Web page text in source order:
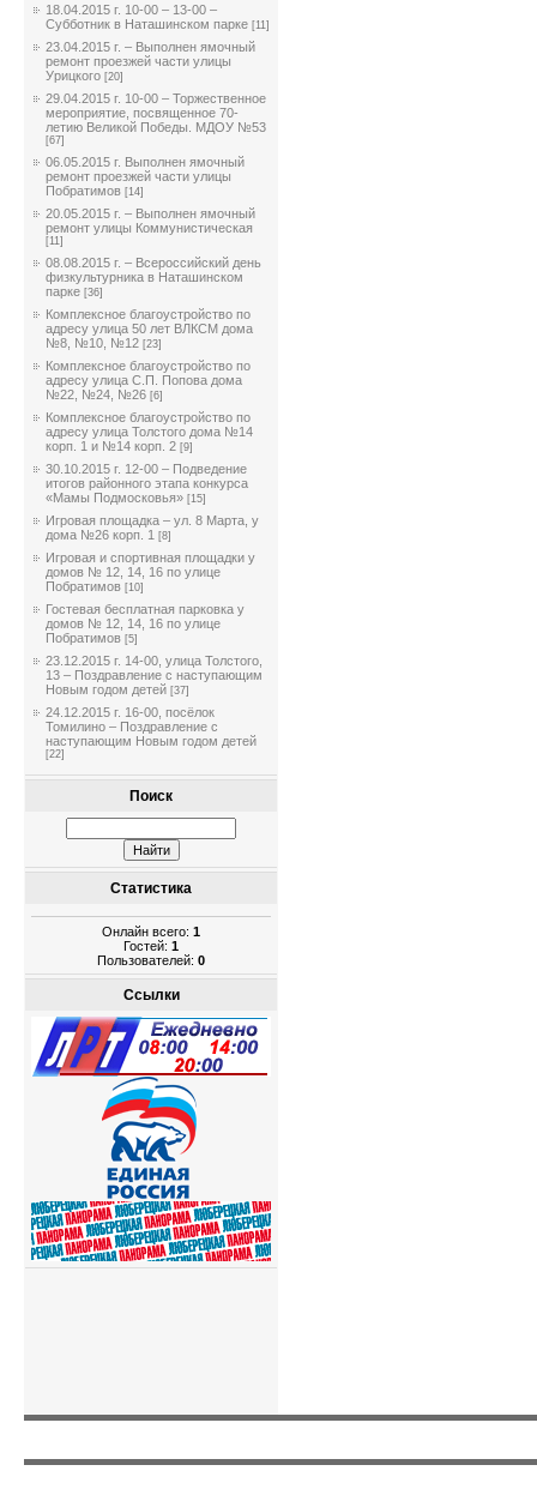
18.04.2015 г. 10-00 – 13-00 –
Субботник в Наташинском парке [11]
23.04.2015 г. – Выполнен ямочный
ремонт проезжей части улицы
Урицкого [20]
29.04.2015 г. 10-00 – Торжественное
мероприятие, посвященное 70-
летию Великой Победы. МДОУ №53
[67]
06.05.2015 г. Выполнен ямочный
ремонт проезжей части улицы
Побратимов [14]
20.05.2015 г. – Выполнен ямочный
ремонт улицы Коммунистическая
[11]
08.08.2015 г. – Всероссийский день
физкультурника в Наташинском
парке [36]
Комплексное благоустройство по
адресу улица 50 лет ВЛКСМ дома
№8, №10, №12 [23]
Комплексное благоустройство по
адресу улица С.П. Попова дома
№22, №24, №26 [6]
Комплексное благоустройство по
адресу улица Толстого дома №14
корп. 1 и №14 корп. 2 [9]
30.10.2015 г. 12-00 – Подведение
итогов районного этапа конкурса
«Мамы Подмосковья» [15]
Игровая площадка – ул. 8 Марта, у
дома №26 корп. 1 [8]
Игровая и спортивная площадки у
домов № 12, 14, 16 по улице
Побратимов [10]
Гостевая бесплатная парковка у
домов № 12, 14, 16 по улице
Побратимов [5]
23.12.2015 г. 14-00, улица Толстого,
13 – Поздравление с наступающим
Новым годом детей [37]
24.12.2015 г. 16-00, посёлок
Томилино – Поздравление с
наступающим Новым годом детей
[22]
Поиск
Статистика
Онлайн всего: 1
Гостей: 1
Пользователей: 0
Ссылки